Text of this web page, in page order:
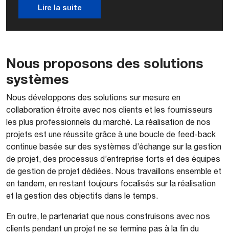
Lire la suite
Nous proposons des solutions
systèmes
Nous développons des solutions sur mesure en
collaboration étroite avec nos clients et les fournisseurs
les plus professionnels du marché. La réalisation de nos
projets est une réussite grâce à une boucle de feed-back
continue basée sur des systèmes d’échange sur la gestion
de projet, des processus d’entreprise forts et des équipes
de gestion de projet dédiées. Nous travaillons ensemble et
en tandem, en restant toujours focalisés sur la réalisation
et la gestion des objectifs dans le temps.
En outre, le partenariat que nous construisons avec nos
clients pendant un projet ne se termine pas à la fin du